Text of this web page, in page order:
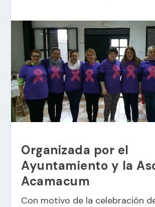
Organizada por el
Ayuntamiento y la
Acamacum
Con motivo de la celebración